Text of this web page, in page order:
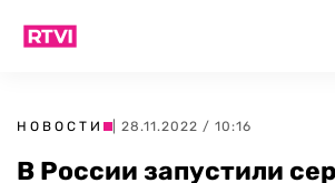
НОВОСТИ | 28.11.2022 / 10:16
В России запустили